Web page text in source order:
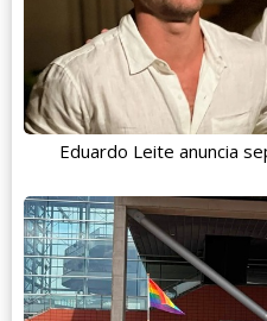
Eduardo Leite anuncia